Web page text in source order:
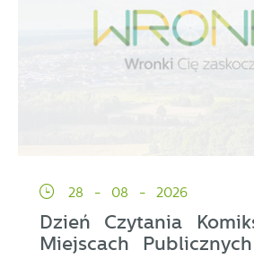
28 - 08 - 2026
Dzień Czytania
Miejscach Publicznych